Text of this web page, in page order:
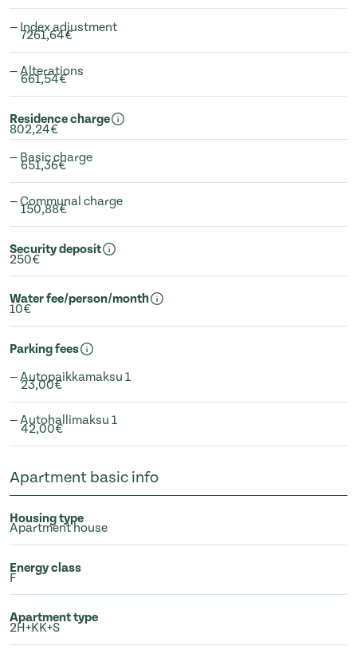
— Index adjustment
7261,64€
— Alterations
661,54€
Residence charge
802,24€
— Basic charge
651,36€
— Communal charge
150,88€
Security deposit
250€
Water fee/person/month
10€
Parking fees
— Autopaikkamaksu 1
23,00€
— Autohallimaksu 1
42,00€
Apartment basic info
Housing type
Apartment house
Energy class
F
Apartment type
2H+KK+S